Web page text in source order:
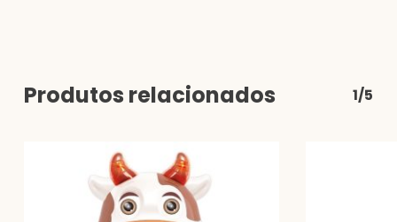
Produtos relacionados 1/5